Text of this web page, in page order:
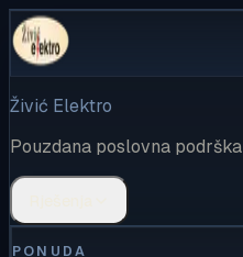
Živić Elektro
Pouzdana poslovna podrška
PONUDA